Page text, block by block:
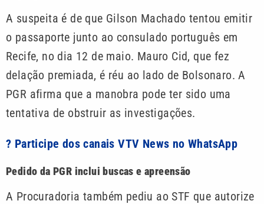
A suspeita é de que Gilson Machado tentou emitir
o passaporte junto ao consulado português em
Recife, no dia 12 de maio. Mauro Cid, que fez
delação premiada, é réu ao lado de Bolsonaro. A
PGR afirma que a manobra pode ter sido uma
tentativa de obstruir as investigações.
? Participe dos canais VTV News no WhatsApp
Pedido da PGR inclui buscas e apreensão
A Procuradoria também pediu ao STF que autorize